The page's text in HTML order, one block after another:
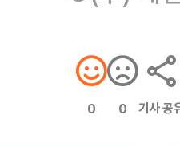
0 0 기사 공